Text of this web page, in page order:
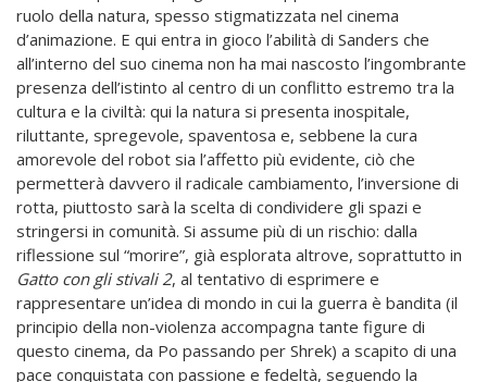
ruolo della natura, spesso stigmatizzata nel cinema
d’animazione. E qui entra in gioco l’abilità di Sanders che
all’interno del suo cinema non ha mai nascosto l’ingombrante
presenza dell’istinto al centro di un conflitto estremo tra la
cultura e la civiltà: qui la natura si presenta inospitale,
riluttante, spregevole, spaventosa e, sebbene la cura
amorevole del robot sia l’affetto più evidente, ciò che
permetterà davvero il radicale cambiamento, l’inversione di
rotta, piuttosto sarà la scelta di condividere gli spazi e
stringersi in comunità. Si assume più di un rischio: dalla
riflessione sul “morire”, già esplorata altrove, soprattutto in
Gatto con gli stivali 2, al tentativo di esprimere e
rappresentare un’idea di mondo in cui la guerra è bandita (il
principio della non-violenza accompagna tante figure di
questo cinema, da Po passando per Shrek) a scapito di una
pace conquistata con passione e fedeltà, seguendo la